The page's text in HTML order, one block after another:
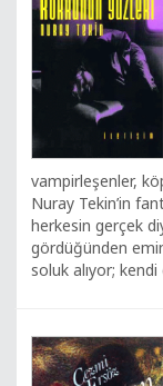
vampirleşenler,
Nuray Tekin’in
herkesin gerçek
gördüğünden
soluk alıyor;